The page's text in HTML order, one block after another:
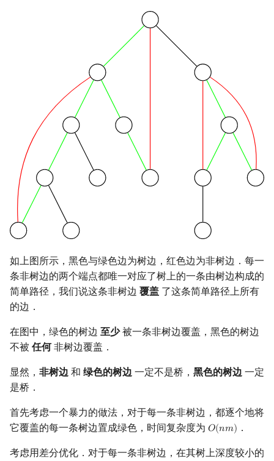
如上图所示，黑色与绿色边为树边，红色边为非树边．每一
条非树边的两个端点都唯一对应了树上的一条由树边构成的
简单路径，我们说这条非树边 覆盖 了这条简单路径上所有
的边．
在图中，绿色的树边 至少被一条非树边覆盖，黑色的树边
不被 任何非树边覆盖．
显然， 非树边 和 绿色的树边 一定不是桥， 黑色的树边 一定
是桥．
首先考虑一个暴力的做法，对于每一条非树边，都逐个地将
它覆盖的每一条树边置成绿色，时间复杂度为 𝑂(𝑛𝑚)
O(nm) ．
考虑用差分优化．对于每一条非树边，在其树上深度较小的